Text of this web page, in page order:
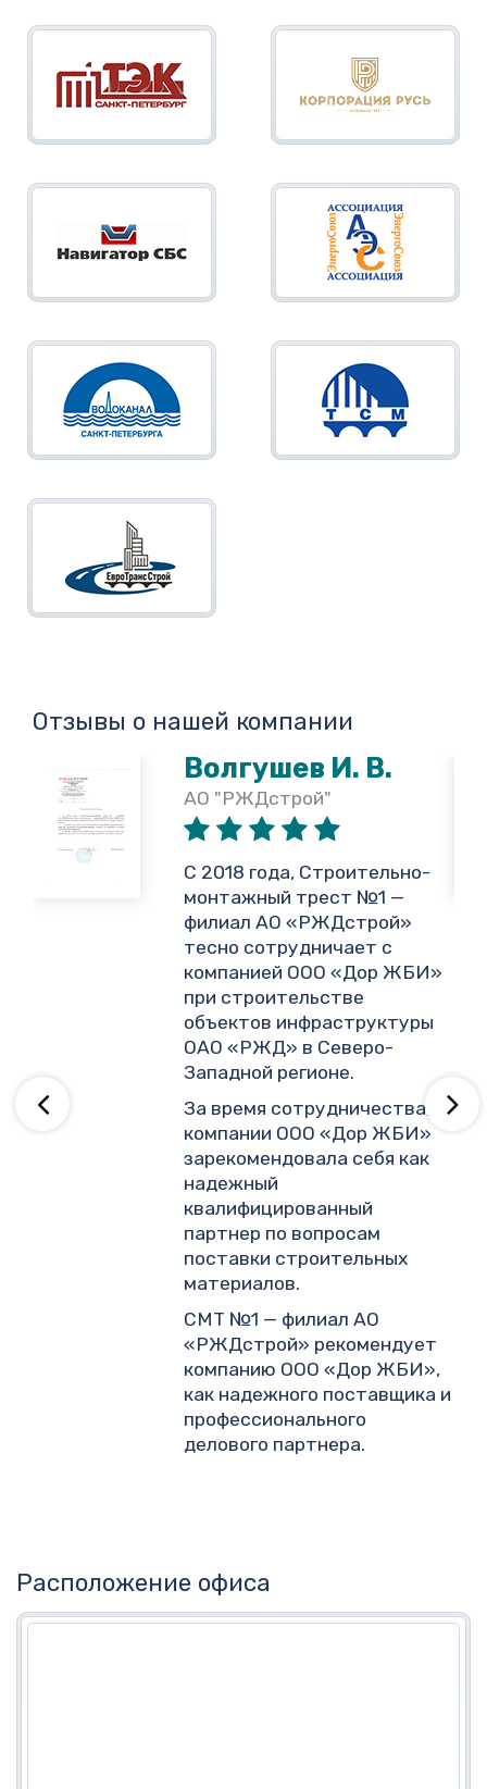
Отзывы о нашей компании
Волгушев И. В.
АО "РЖДстрой"
С 2018 года, Строительно-
монтажный трест №1 —
филиал АО «РЖДстрой»
тесно сотрудничает с
компанией ООО «Дор ЖБИ»
при строительстве
объектов инфраструктуры
ОАО «РЖД» в Северо-
Западной регионе.
За время сотрудничества,
компании ООО «Дор ЖБИ»
зарекомендовала себя как
надежный
квалифицированный
партнер по вопросам
поставки строительных
материалов.
СМТ №1 — филиал АО
«РЖДстрой» рекомендует
компанию ООО «Дор ЖБИ»,
как надежного поставщика и
профессионального
делового партнера.
Расположение офиса